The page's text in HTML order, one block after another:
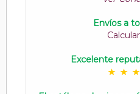
Envíos a
Excelente